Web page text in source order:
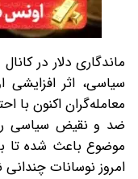
سیاسی، اثر
معامله‌گران اکنون با
ضد و نقیض سیاسی
موضوع باعث شده تا
امروز نوسانات چندانی